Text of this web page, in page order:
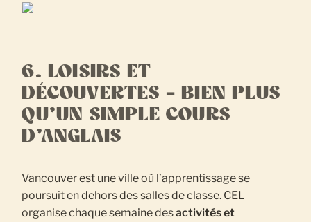
6. LOISIRS ET
DÉCOUVERTES – BIEN PLUS
QU’UN SIMPLE COURS
D’ANGLAIS
Vancouver est une ville où l’apprentissage se
poursuit en dehors des salles de classe. CEL
organise chaque semaine desactivités et